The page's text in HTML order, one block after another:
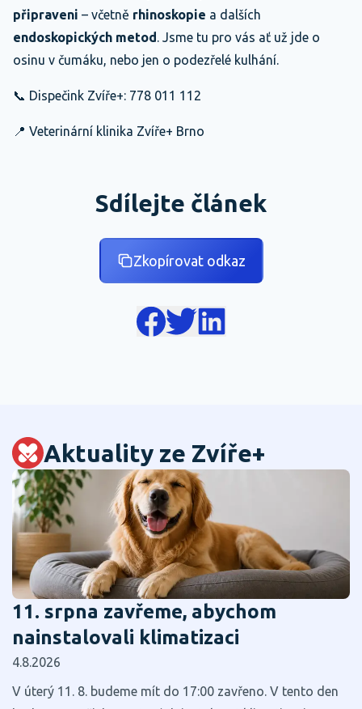
připraveni – včetně rhinoskopie a dalších
endoskopických metod. Jsme tu pro vás ať už jde o
osinu v čumáku, nebo jen o podezřelé kulhání.
📞 Dispečink Zvíře+: 778 011 112
📍 Veterinární klinika Zvíře+ Brno
Sdílejte článek
Zkopírovat odkaz
Aktuality ze Zvíře+
11. srpna zavřeme, abychom
nainstalovali klimatizaci
4.8.2026
V úterý 11. 8. budeme mít do 17:00 zavřeno. V tento den